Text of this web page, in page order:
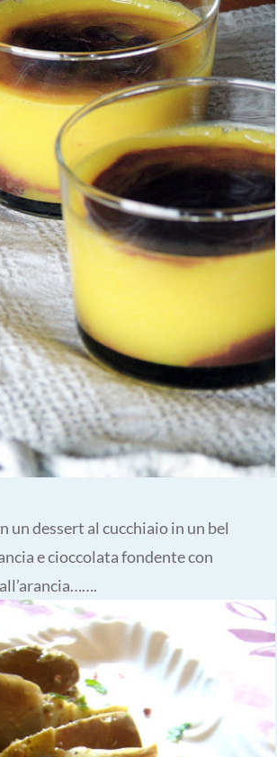
un dessert al cucchiaio in un bel
e cioccolata fondente con
all’arancia…….